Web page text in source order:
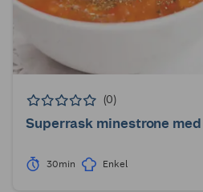
(0)
Superrask minestrone
30min Enkel